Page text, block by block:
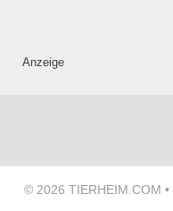
Anzeige
© 2026 TIERHEIM.COM •